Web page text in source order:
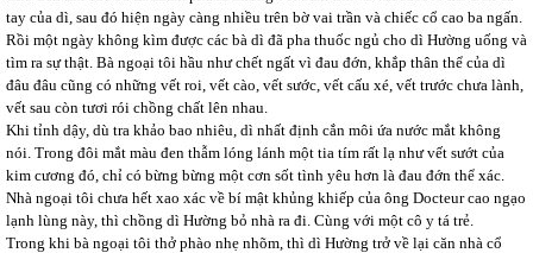
tay của dì, sau đó hiện ngày càng nhiều trên bờ vai trần và chiếc cổ cao ba ngấn.
Rồi một ngày không kìm được các bà dì đã pha thuốc ngủ cho dì Hường uống và
tìm ra sự thật. Bà ngoại tôi hầu như chết ngất vì đau đớn, khắp thân thể của dì
đâu đâu cũng có những vết roi, vết cào, vết sước, vết cấu xé, vết trước chưa lành,
vết sau còn tươi rói chồng chất lên nhau.
Khi tỉnh dậy, dù tra khảo bao nhiêu, dì nhất định cắn môi ứa nước mắt không
nói. Trong đôi mắt màu đen thẫm lóng lánh một tia tím rất lạ như vết sướt của
kim cương đó, chỉ có bừng bừng một cơn sốt tình yêu hơn là đau đớn thể xác.
Nhà ngoại tôi chưa hết xao xác về bí mật khủng khiếp của ông Docteur cao ngạo
lạnh lùng này, thì chồng dì Hường bỏ nhà ra đi. Cùng với một cô y tá trẻ.
Trong khi bà ngoại tôi thở phào nhẹ nhõm, thì dì Hường trở về lại căn nhà cổ